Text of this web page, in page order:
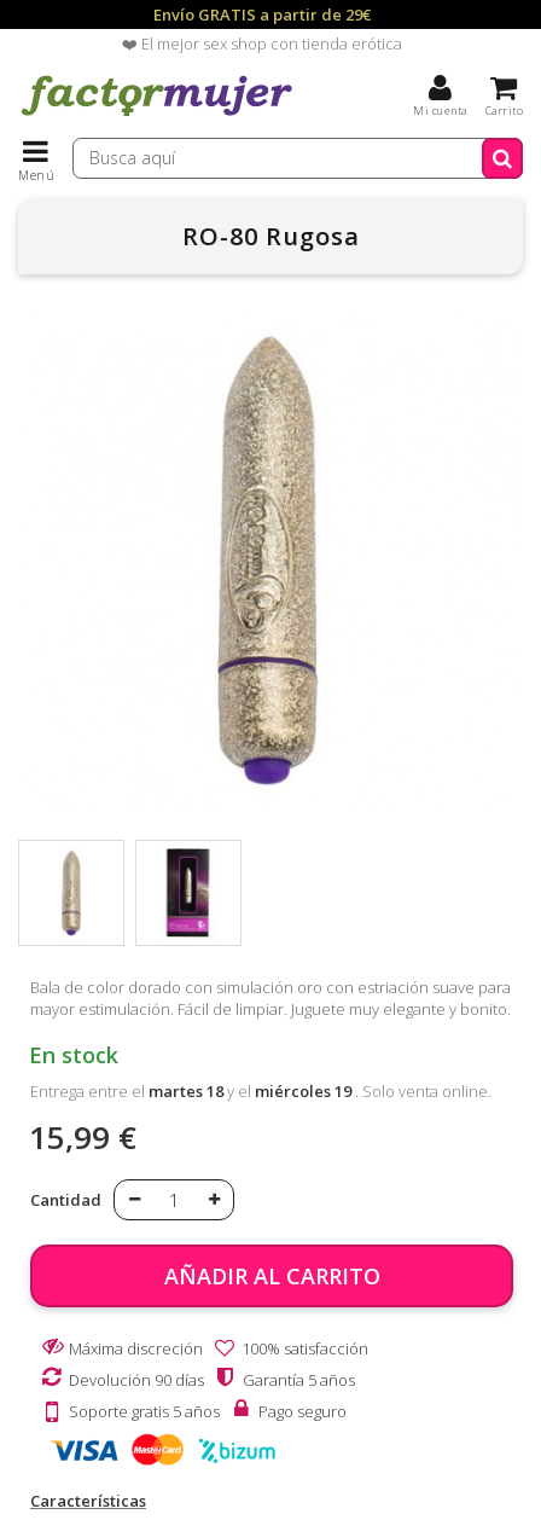
Envío GRATIS a partir de 29€
❤️ El mejor sex shop con tienda erótica
Carrito
Mi cuenta
Menú
RO-80 Rugosa
Bala de color dorado con simulación oro con estriación suave para
mayor estimulación. Fácil de limpiar. Juguete muy elegante y bonito.
En stock
Entrega entre el martes 18y el miércoles 19 . Solo venta online.
15,99 €
Cantidad
AÑADIR AL CARRITO
Máxima discreción
100% satisfacción
Devolución 90 días
Garantía 5 años
Soporte gratis 5 años
Pago seguro
Características